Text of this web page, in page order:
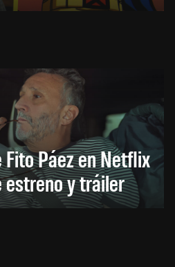
Páez en Netflix
estreno y tráiler